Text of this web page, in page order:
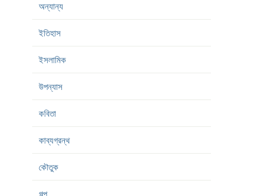
অন্যান্য
ইতিহাস
ইসলামিক
উপন্যাস
কবিতা
কাব্যগ্রন্থ
কৌতুক
গল্প